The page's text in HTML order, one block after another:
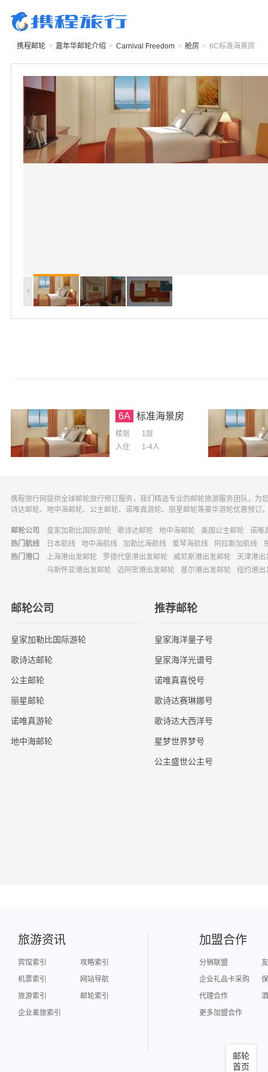
携程邮轮 > 嘉年华邮轮介绍 > Carnival Freedom > 舱房 > 6C标准海景房
6A 标准海景房
楼层
1层
入住
1-4人
携程旅行网提供全球邮轮旅行预订服务，我们精选专业的邮轮旅游服务团队，
诗达邮轮、地中海邮轮、公主邮轮、诺唯真游轮、丽星邮轮等豪华游轮优惠预订
邮轮公司 皇家加勒比国际游轮 歌诗达邮轮 地中海邮轮 美国公主邮轮
诺唯
热门航线
日本航线 地中海航线 加勒比海航线 爱琴海航线 阿拉斯加航线
热门港口
上海港出发邮轮 罗德代堡港出发邮轮 威尼斯港出发邮轮
天津港出
乌斯怀亚港出发邮轮
迈阿密港出发邮轮 基尔港出发邮轮 纽约港出
邮轮公司
皇家加勒比国际游轮
歌诗达邮轮
公主邮轮
丽星邮轮
诺唯真游轮
地中海邮轮
推荐邮轮
皇家海洋量子号
皇家海洋光谱号
诺唯真喜悦号
歌诗达赛琳娜号
歌诗达大西洋号
星梦世界梦号
公主盛世公主号
邮轮
首页
旅游资讯
宾馆索引
攻略索引
机票索引
网站导航
旅游索引
邮轮索引
企业差旅索引
加盟合作
分销联盟
企业礼品卡采购
代理合作
更多加盟合作